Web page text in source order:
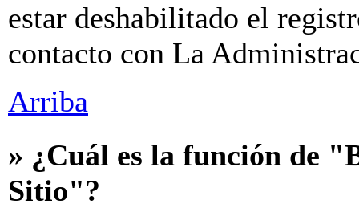
estar deshabilitado el
contacto con La
Arriba
» ¿Cuál es la función de
Sitio"?